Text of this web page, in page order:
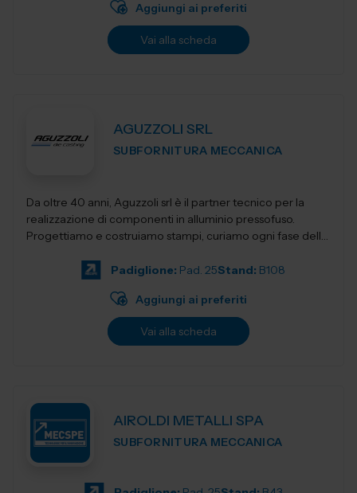
Aggiungi ai preferiti
Vai alla scheda
AGUZZOLI SRL
SUBFORNITURA MECCANICA
Da oltre 40 anni, Aguzzoli srl è il partner tecnico per la
realizzazione di componenti in alluminio pressofuso.
Progettiamo e costruiamo stampi, curiamo ogni fase della
Padiglione: Pad. 25Stand: B108
Aggiungi ai preferiti
Vai alla scheda
AIROLDI METALLI SPA
SUBFORNITURA MECCANICA